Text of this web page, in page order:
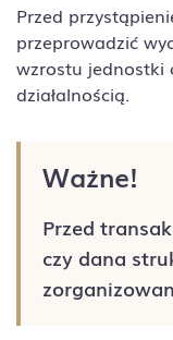
Przed
przeprowadzić
wzrostu jednostki
działalnością.
Ważne!
Przed
czy dana